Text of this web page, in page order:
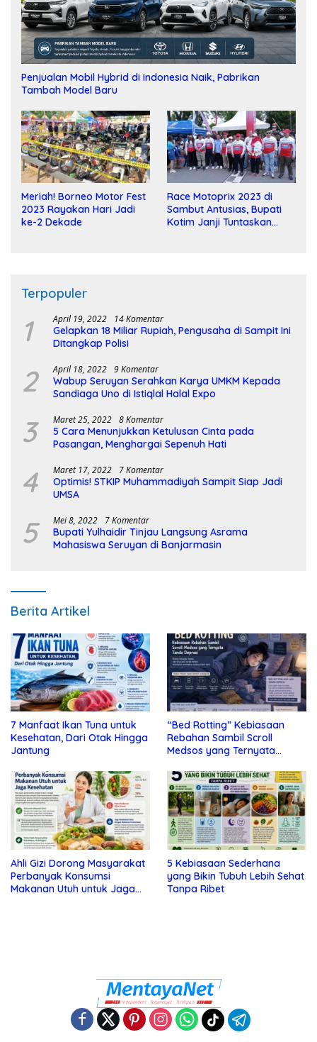
Penjualan Mobil Hybrid di Indonesia Naik, Pabrikan
Tambah Model Baru
Meriah! Borneo Motor Fest
2023 Rayakan Hari Jadi
ke-2 Dekade
Race Motoprix 2023 di
Sambut Antusias, Bupati
Kotim Janji Tuntaskan
Terpopuler
1 April 19, 2022 14 Komentar
Gelapkan 18 Miliar Rupiah, Pengusaha di Sampit Ini
Ditangkap Polisi
2 April 18, 2022 9 Komentar
Wabup Seruyan Serahkan Karya UMKM Kepada
Sandiaga Uno di Istiqlal Halal Expo
3 Maret 25, 2022 8 Komentar
5 Cara Menunjukkan Ketulusan Cinta pada
Pasangan, Menghargai Sepenuh Hati
4 Maret 17, 2022 7 Komentar
Optimis! STKIP Muhammadiyah Sampit Siap Jadi
UMSA
5 Mei 8, 2022 7 Komentar
Bupati Yulhaidir Tinjau Langsung Asrama
Mahasiswa Seruyan di Banjarmasin
Berita Artikel
7 Manfaat Ikan Tuna untuk
Kesehatan, Dari Otak Hingga
Jantung
“Bed Rotting” Kebiasaan
Rebahan Sambil Scroll
Medsos yang Ternyata
Ahli Gizi Dorong Masyarakat
Perbanyak Konsumsi
Makanan Utuh untuk Jaga
5 Kebiasaan Sederhana
yang Bikin Tubuh Lebih Sehat
Tanpa Ribet